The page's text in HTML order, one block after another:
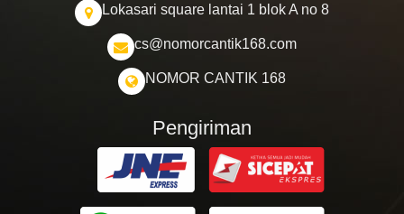
Lokasari square lantai 1 blok A no 8
cs@nomorcantik168.com
NOMOR CANTIK 168
Pengiriman